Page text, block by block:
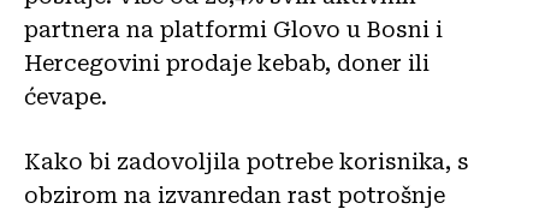
partnera na platformi Glovo u Bosni i
Hercegovini prodaje kebab, doner ili
ćevape.
Kako bi zadovoljila potrebe korisnika, s
obzirom na izvanredan rast potrošnje